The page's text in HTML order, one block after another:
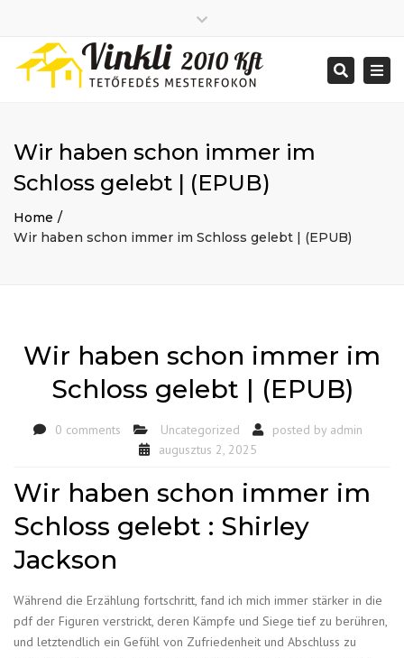
2026 január
2025 december
2025 augusztus
2025 július
2025 június
2014 december
Big buildings
Renovations
WordPress Magyarország
Mon - Sat: 7:00 - 17:00
+ 386 40 111 5555
info@yourdomain.com
top
bar
Search
Wir haben schon immer im
Schloss gelebt | (EPUB)
Home
Wir haben schon immer im Schloss gelebt | (EPUB)
Wir haben schon immer im
Schloss gelebt | (EPUB)
0 comments Uncategorized posted by admin
augusztus 2, 2025
Wir haben schon immer im
Schloss gelebt : Shirley
Jackson
Während die Erzählung fortschritt, fand ich mich immer stärker in die
pdf der Figuren verstrickt, deren Kämpfe und Siege tief zu berühren,
und letztendlich ein Gefühl von Zufriedenheit und Abschluss zu